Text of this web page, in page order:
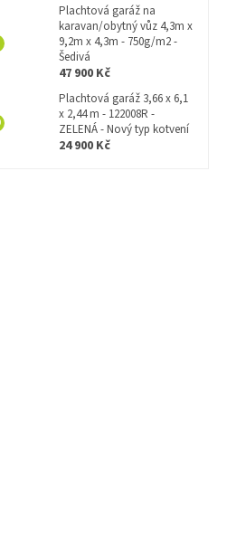
Plachtová garáž na
karavan/obytný vůz 4,3m x
9,2m x 4,3m - 750g/m2 -
Šedivá
47 900 Kč
Plachtová garáž 3,66 x 6,1
x 2,44 m - 122008R -
ZELENÁ - Nový typ kotvení
24 900 Kč